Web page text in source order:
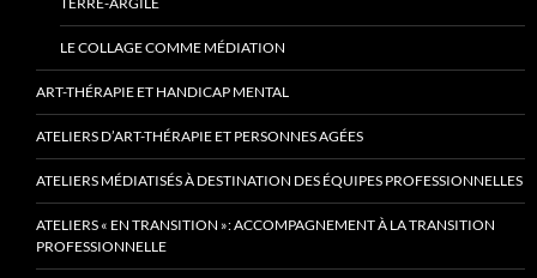
LE COLLAGE COMME MÉDIATION
ART-THÉRAPIE ET HANDICAP MENTAL
ATELIERS D’ART-THÉRAPIE ET PERSONNES AGÉES
ATELIERS MÉDIATISÉS À DESTINATION DES ÉQUIPES PROFESSIONNELLES
ATELIERS « EN TRANSITION »: ACCOMPAGNEMENT À LA TRANSITION
PROFESSIONNELLE